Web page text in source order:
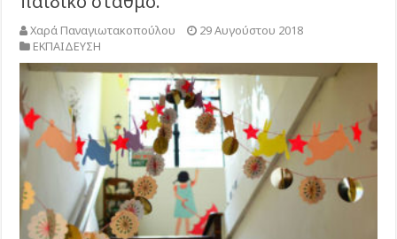
Χαρά Παναγιωτακοπούλου
29 Αυγούστου 2018
ΕΚΠΑΙΔΕΥΣΗ